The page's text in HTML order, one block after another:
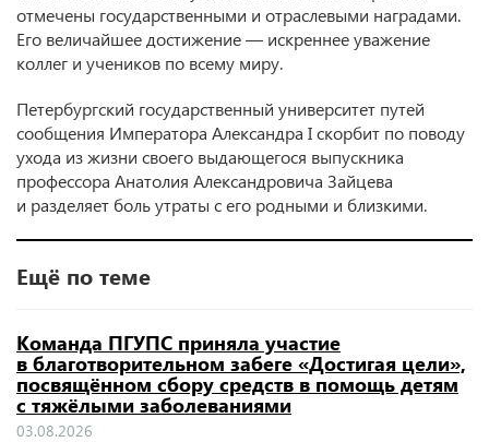
отмечены государственными и отраслевыми наградами.
Его величайшее достижение — искреннее уважение
коллег и учеников по всему миру.
Петербургский государственный университет путей
сообщения Императора Александра I скорбит по поводу
ухода из жизни своего выдающегося выпускника
профессора Анатолия Александровича Зайцева
и разделяет боль утраты с его родными и близкими.
Ещё по теме
Команда ПГУПС приняла участие
в благотворительном забеге «Достигая цели»,
посвящённом сбору средств в помощь детям
с тяжёлыми заболеваниями
03.08.2026